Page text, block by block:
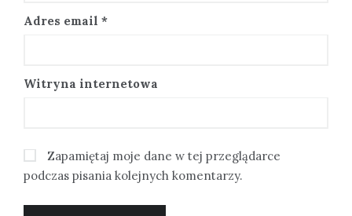
Adres email *
Witryna internetowa
Zapamiętaj moje dane w tej przeglądarce
podczas pisania kolejnych komentarzy.